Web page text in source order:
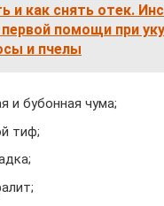
и как снять отек.
помощи при
и пчелы
и бубонная чума;
тиф;